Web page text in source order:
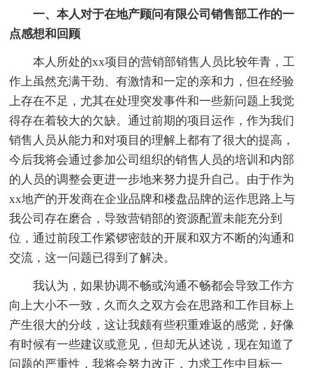
一、本人对于在地产顾问有限公司销售部工作的一
点感想和回顾
本人所处的xx项目的营销部销售人员比较年青，工
作上虽然充满干劲、有激情和一定的亲和力，但在经验
上存在不足，尤其在处理突发事件和一些新问题上我觉
得存在着较大的欠缺。通过前期的项目运作，作为我们
销售人员从能力和对项目的理解上都有了很大的提高，
今后我将会通过参加公司组织的销售人员的培训和内部
的人员的调整会更进一步地来努力提升自己。由于作为
xx地产的开发商在企业品牌和楼盘品牌的运作思路上与
我公司存在磨合，导致营销部的资源配置未能充分到
位，通过前段工作紧锣密鼓的开展和双方不断的沟通和
交流，这一问题已得到了解决。
我认为，如果协调不畅或沟通不畅都会导致工作方
向上大小不一致，久而久之双方会在思路和工作目标上
产生很大的分歧，这让我颇有些积重难返的感觉，好像
有时候有一些建议或意见，但却无从述说，现在知道了
问题的严重性，我将会努力改正，力求工作中目标一